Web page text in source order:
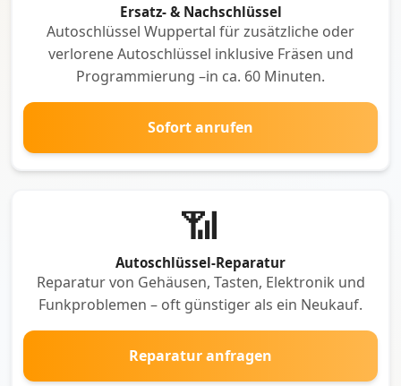
Ersatz- & Nachschlüssel
Autoschlüssel Wuppertal für zusätzliche oder
verlorene Autoschlüssel inklusive Fräsen und
Programmierung –in ca. 60 Minuten.
Sofort anrufen
📶
Autoschlüssel-Reparatur
Reparatur von Gehäusen, Tasten, Elektronik und
Funkproblemen – oft günstiger als ein Neukauf.
Reparatur anfragen